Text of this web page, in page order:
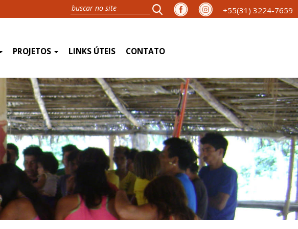
+55(31) 3224-7659
PROJETOS LINKS ÚTEIS CONTATO